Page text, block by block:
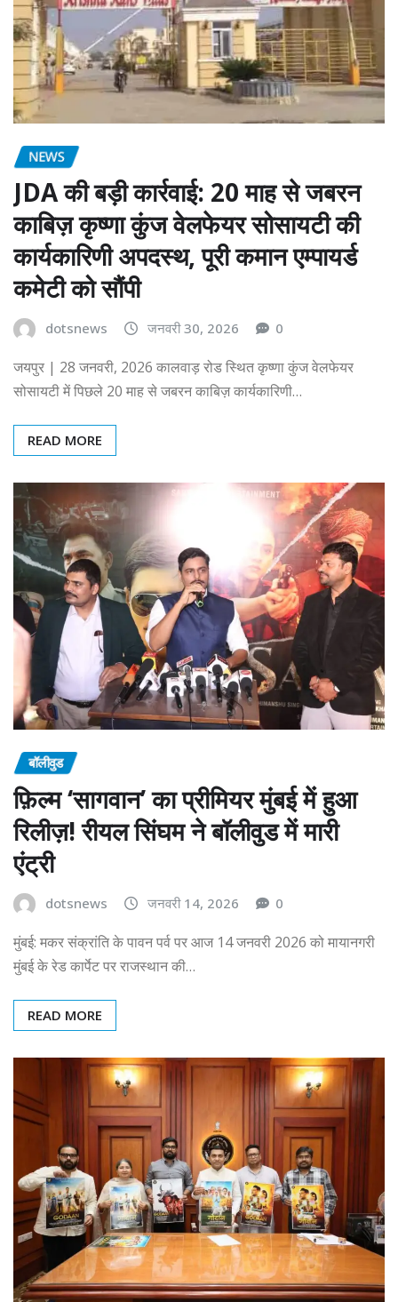
NEWS
JDA की बड़ी कार्रवाई: 20 माह से जबरन
काबिज़ कृष्णा कुंज वेलफेयर सोसायटी की
कार्यकारिणी अपदस्थ, पूरी कमान एम्पायर्ड
कमेटी को सौंपी
dotsnews जनवरी 30, 2026 0
जयपुर | 28 जनवरी, 2026 कालवाड़ रोड स्थित कृष्णा कुंज वेलफेयर
सोसायटी में पिछले 20 माह से जबरन काबिज़ कार्यकारिणी…
READ MORE
बॉलीवुड
फ़िल्म ‘सागवान’ का प्रीमियर मुंबई में हुआ
रिलीज़! रीयल सिंघम ने बॉलीवुड में मारी
एंट्री
dotsnews जनवरी 14, 2026 0
मुंबई: मकर संक्रांति के पावन पर्व पर आज 14 जनवरी 2026 को मायानगरी
मुंबई के रेड कार्पेट पर राजस्थान की…
READ MORE